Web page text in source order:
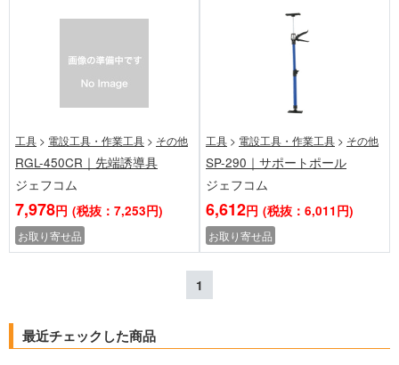
工具 > 電設工具・作業工具 > その他
RGL-450CR｜先端誘導具
ジェフコム
7,978円 (税抜：7,253円)
お取り寄せ品
工具 > 電設工具・作業工具 > その他
SP-290｜サポートポール
ジェフコム
6,612円 (税抜：6,011円)
お取り寄せ品
1
最近チェックした商品